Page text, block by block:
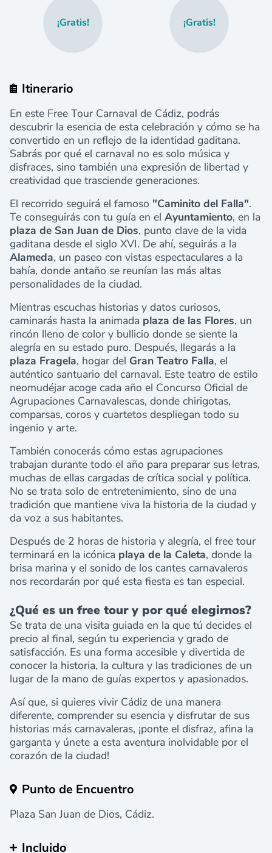
¡Gratis! ¡Gratis!
Itinerario
En este Free Tour Carnaval de Cádiz, podrás
descubrir la esencia de esta celebración y cómo se ha
convertido en un reflejo de la identidad gaditana.
Sabrás por qué el carnaval no es solo música y
disfraces, sino también una expresión de libertad y
creatividad que trasciende generaciones.
El recorrido seguirá el famoso "Caminito del Falla".
Te conseguirás con tu guía en el Ayuntamiento, en la
plaza de San Juan de Dios, punto clave de la vida
gaditana desde el siglo XVI. De ahí, seguirás a la
Alameda, un paseo con vistas espectaculares a la
bahía, donde antaño se reunían las más altas
personalidades de la ciudad.
Mientras escuchas historias y datos curiosos,
caminarás hasta la animada plaza de las Flores, un
rincón lleno de color y bullicio donde se siente la
alegría en su estado puro. Después, llegarás a la
plaza Fragela, hogar del Gran Teatro Falla, el
auténtico santuario del carnaval. Este teatro de estilo
neomudéjar acoge cada año el Concurso Oficial de
Agrupaciones Carnavalescas, donde chirigotas,
comparsas, coros y cuartetos despliegan todo su
ingenio y arte.
También conocerás cómo estas agrupaciones
trabajan durante todo el año para preparar sus letras,
muchas de ellas cargadas de crítica social y política.
No se trata solo de entretenimiento, sino de una
tradición que mantiene viva la historia de la ciudad y
da voz a sus habitantes.
Después de 2 horas de historia y alegría, el free tour
terminará en la icónica playa de la Caleta, donde la
brisa marina y el sonido de los cantes carnavaleros
nos recordarán por qué esta fiesta es tan especial.
¿Qué es un free tour y por qué elegirnos?
Se trata de una visita guiada en la que tú decides el
precio al final, según tu experiencia y grado de
satisfacción. Es una forma accesible y divertida de
conocer la historia, la cultura y las tradiciones de un
lugar de la mano de guías expertos y apasionados.
Así que, si quieres vivir Cádiz de una manera
diferente, comprender su esencia y disfrutar de sus
historias más carnavaleras, ¡ponte el disfraz, afina la
garganta y únete a esta aventura inolvidable por el
corazón de la ciudad!
Punto de Encuentro
Plaza San Juan de Dios, Cádiz.
Incluido